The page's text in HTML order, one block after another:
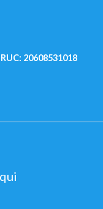
RUC: 20608531018